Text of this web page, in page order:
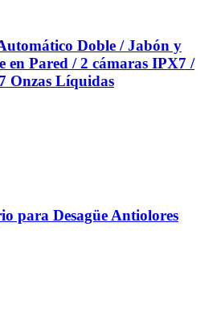
Doble / Jabón y
en Pared / 2 cámaras IPX7 /
Onzas Líquidas
para Desagüe Antiolores